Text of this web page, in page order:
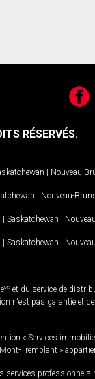
RÉSERVÉS.
| Nouveau-
| Nouveau-
| Saskatchewan |
| Saskatchewan |
MD et du service de
n'est pas garantie et
« Services
Tremblant »